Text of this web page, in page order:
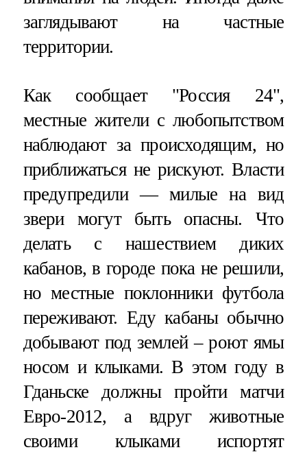
заглядывают на частные
территории.
Как сообщает "Россия 24",
местные жители с любопытством
наблюдают за происходящим, но
приближаться не рискуют. Власти
предупредили — милые на вид
звери могут быть опасны. Что
делать с нашествием диких
кабанов, в городе пока не решили,
но местные поклонники футбола
переживают. Еду кабаны обычно
добывают под землей – роют ямы
носом и клыками. В этом году в
Гданьске должны пройти матчи
Евро-2012, а вдруг животные
своими клыками испортят